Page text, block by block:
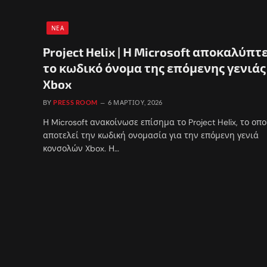
ΝΈΑ
Project Helix | Η Microsoft
το κωδικό όνομα της επόμενης γενιάς
Xbox
BY PRESS ROOM 6 ΜΑΡΤΊΟΥ, 2026
Η Microsoft ανακοίνωσε επίσημα το Project Helix, το
αποτελεί την κωδική ονομασία για την επόμενη γενιά
κονσολών Xbox. Η…